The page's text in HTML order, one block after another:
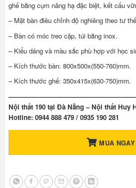
ghế bằng cụm nâng hạ đặc biệt, kết cấu
– Mặt bàn điều chỉnh độ nghiêng theo tư
– Bàn có móc treo cặp, túi bằng inox.
– Kiểu dáng và màu sắc phù hợp với học
– Kích thước bàn: 800x500x(550-760)mm.
– Kích thước ghế: 350x415x(630-750)mm.
Nội thất 190 tại Đà Nẵng – Nội thất Huy
Hotline: 0944 888 479 / 0935 190 281
MUA NGAY